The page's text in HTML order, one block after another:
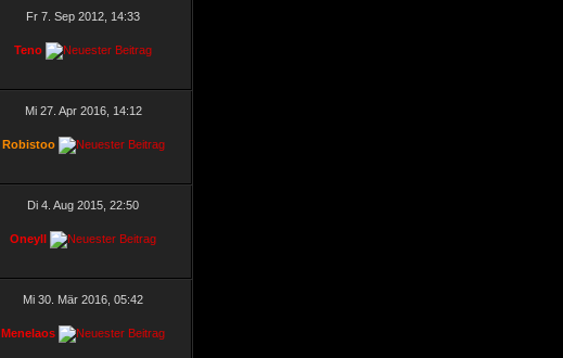
Fr 7. Sep 2012, 14:33
Teno
Mi 27. Apr 2016, 14:12
Robistoo
Di 4. Aug 2015, 22:50
Oneyll
Mi 30. Mär 2016, 05:42
Menelaos